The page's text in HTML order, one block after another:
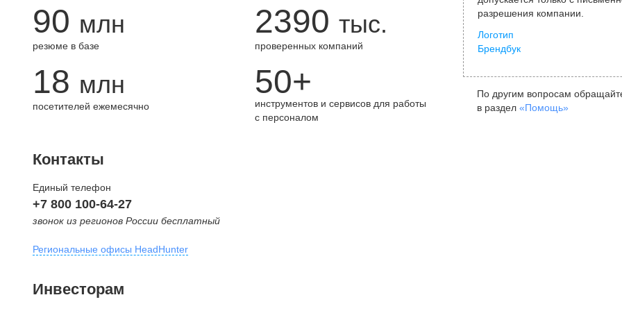
90 млн
резюме в базе
2390 тыс.
проверенных компаний
18 млн
посетителей ежемесячно
50+
инструментов и сервисов для работы
с персоналом
разрешения компании.
Логотип
Брендбук
По другим вопросам
в раздел «Помощь»
Контакты
Единый телефон
+7 800 100-64-27
звонок из регионов России бесплатный
Региональные офисы HeadHunter
внутригородская территория
Инвесторам